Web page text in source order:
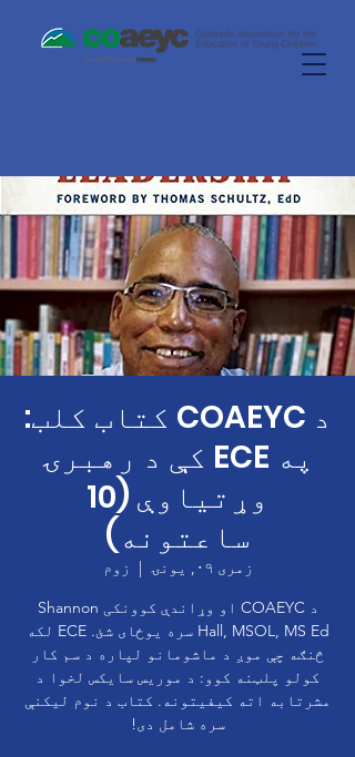
د COAEYC کتاب کلب:
په ECE کې د رهبرۍ
وړتیاوې (10
ساعتونه)
زمری ۰۹, يونۍ
  |
زوم
د COAEYC او وړاندې کوونکی Shannon
Hall, MSOL, MS Ed سره یوځای شئ. ECE لکه
څنګه چې موږ د ماشومانو لپاره د سم کار
کولو پلټنه کوو: د موریس سایکس لخوا د
مشرتابه اته کیفیتونه. کتاب د نوم لیکنې
سره شامل دی!